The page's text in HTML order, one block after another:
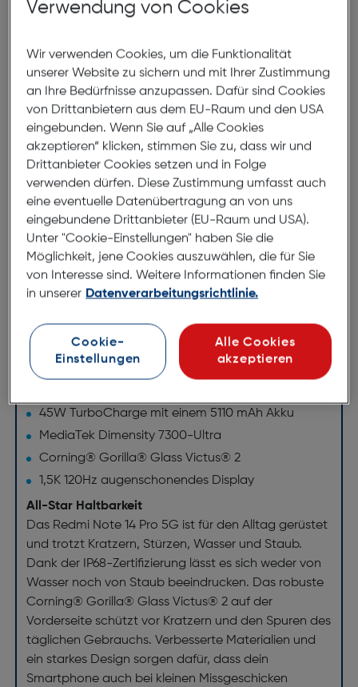
256GB midnight black
Legendärer 200MP Sensor mit
großer Blende
Mit der leistungsstarken 200MP Hauptkamera
gelingen dir atemberaubende Aufnahmen. Du
kannst zoomen, zuschneiden und komponieren,
während jedes Detail scharf und klar bleibt. Mit den
innovativen AI-Tools werden deine Fotos zu
Meisterwerken. Mit der AI-Bilderweiterungsfunktion
kannst du deine Bilder mühelos über ihre
ursprünglichen Grenzen hinaus erweitern, während
die AI-Löschfunktion unerwünschte Elemente
Aufnahme sorgt.
200MP AI Kamerasystem in Profiqualität
45W TurboCharge mit einem 5110 mAh Akku
MediaTek Dimensity 7300-Ultra
Corning® Gorilla® Glass Victus® 2
1,5K 120Hz augenschonendes Display
All-Star Haltbarkeit
Das Redmi Note 14 Pro 5G ist für den Alltag gerüstet
und trotzt Kratzern, Stürzen, Wasser und Staub.
Dank der IP68-Zertifizierung lässt es sich weder von
Wasser noch von Staub beeindrucken. Das robuste
Corning® Gorilla® Glass Victus® 2 auf der
Vorderseite schützt vor Kratzern und den Spuren des
täglichen Gebrauchs. Verbesserte Materialien und
ein starkes Design sorgen dafür, dass dein
Smartphone auch bei kleinen Missgeschicken
Verwendung von Cookies
Wir verwenden Cookies, um die Funktionalität
unserer Website zu sichern und mit Ihrer Zustimmung
an Ihre Bedürfnisse anzupassen. Dafür sind Cookies
von Drittanbietern aus dem EU-Raum und den USA
eingebunden. Wenn Sie auf „Alle Cookies
akzeptieren“ klicken, stimmen Sie zu, dass wir und
Drittanbieter Cookies setzen und in Folge
verwenden dürfen. Diese Zustimmung umfasst auch
eine eventuelle Datenübertragung an von uns
eingebundene Drittanbieter (EU-Raum und USA).
Unter "Cookie-Einstellungen" haben Sie die
Möglichkeit, jene Cookies auszuwählen, die für Sie
von Interesse sind. Weitere Informationen finden Sie
in unserer Datenverarbeitungsrichtlinie.
Cookie-
Einstellungen
Alle Cookies
akzeptieren